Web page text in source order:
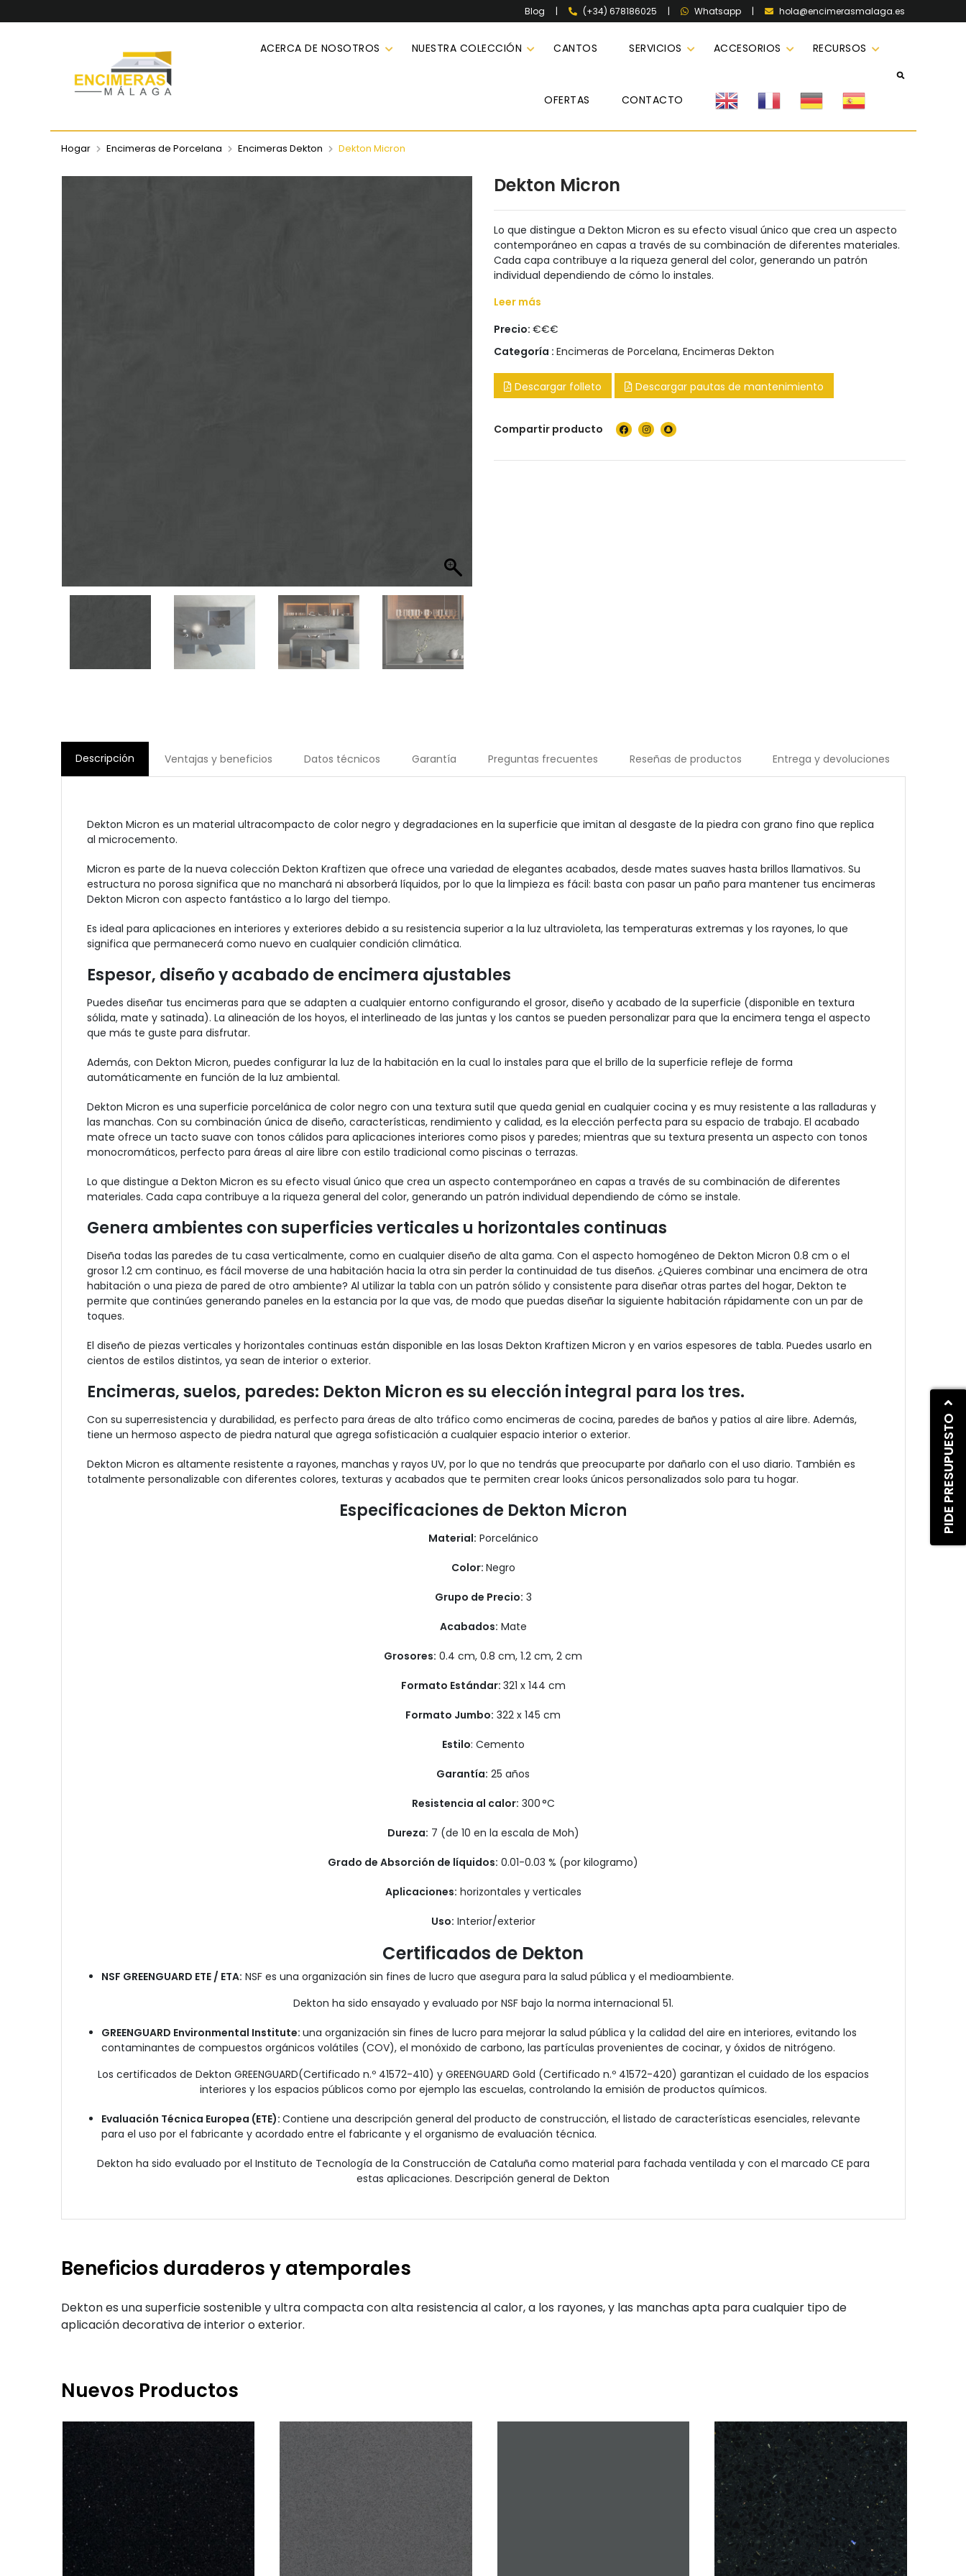
Blog | (+34) 678186025 | Whatsapp | hola@encimerasmalaga.es
ACERCA DE NOSOTROS NUESTRA COLECCIÓN CANTOS SERVICIOS ACCESORIOS RECURSOS
OFERTAS CONTACTO
Hogar Encimeras de Porcelana Encimeras Dekton Dekton Micron
Dekton Micron
Lo que distingue a Dekton Micron es su efecto visual único que crea un aspecto
contemporáneo en capas a través de su combinación de diferentes materiales.
Cada capa contribuye a la riqueza general del color, generando un patrón
individual dependiendo de cómo lo instales.
Leer más
Precio: €€€
Categoría : Encimeras de Porcelana, Encimeras Dekton
Descargar folleto Descargar pautas de mantenimiento
PIDE PRESUPUESTO
Compartir producto
Descripción Ventajas y beneficios Datos técnicos Garantía Preguntas frecuentes Reseñas de productos Entrega y devoluciones
Dekton Micron es un material ultracompacto de color negro y degradaciones en la superficie que imitan al desgaste de la piedra con grano fino que replica
al microcemento.
Micron es parte de la nueva colección Dekton Kraftizen que ofrece una variedad de elegantes acabados, desde mates suaves hasta brillos llamativos. Su
estructura no porosa significa que no manchará ni absorberá líquidos, por lo que la limpieza es fácil: basta con pasar un paño para mantener tus encimeras
Dekton Micron con aspecto fantástico a lo largo del tiempo.
Es ideal para aplicaciones en interiores y exteriores debido a su resistencia superior a la luz ultravioleta, las temperaturas extremas y los rayones, lo que
significa que permanecerá como nuevo en cualquier condición climática.
Espesor, diseño y acabado de encimera ajustables
Puedes diseñar tus encimeras para que se adapten a cualquier entorno configurando el grosor, diseño y acabado de la superficie (disponible en textura
sólida, mate y satinada). La alineación de los hoyos, el interlineado de las juntas y los cantos se pueden personalizar para que la encimera tenga el aspecto
que más te guste para disfrutar.
Además, con Dekton Micron, puedes configurar la luz de la habitación en la cual lo instales para que el brillo de la superficie refleje de forma
automáticamente en función de la luz ambiental.
Dekton Micron es una superficie porcelánica de color negro con una textura sutil que queda genial en cualquier cocina y es muy resistente a las ralladuras y
las manchas. Con su combinación única de diseño, características, rendimiento y calidad, es la elección perfecta para su espacio de trabajo. El acabado
mate ofrece un tacto suave con tonos cálidos para aplicaciones interiores como pisos y paredes; mientras que su textura presenta un aspecto con tonos
monocromáticos, perfecto para áreas al aire libre con estilo tradicional como piscinas o terrazas.
Lo que distingue a Dekton Micron es su efecto visual único que crea un aspecto contemporáneo en capas a través de su combinación de diferentes
materiales. Cada capa contribuye a la riqueza general del color, generando un patrón individual dependiendo de cómo se instale.
Genera ambientes con superficies verticales u horizontales continuas
Diseña todas las paredes de tu casa verticalmente, como en cualquier diseño de alta gama. Con el aspecto homogéneo de Dekton Micron 0.8 cm o el
grosor 1.2 cm continuo, es fácil moverse de una habitación hacia la otra sin perder la continuidad de tus diseños. ¿Quieres combinar una encimera de otra
habitación o una pieza de pared de otro ambiente? Al utilizar la tabla con un patrón sólido y consistente para diseñar otras partes del hogar, Dekton te
permite que continúes generando paneles en la estancia por la que vas, de modo que puedas diseñar la siguiente habitación rápidamente con un par de
toques.
El diseño de piezas verticales y horizontales continuas están disponible en las losas Dekton Kraftizen Micron y en varios espesores de tabla. Puedes usarlo en
cientos de estilos distintos, ya sean de interior o exterior.
Encimeras, suelos, paredes: Dekton Micron es su elección integral para los tres.
Con su superresistencia y durabilidad, es perfecto para áreas de alto tráfico como encimeras de cocina, paredes de baños y patios al aire libre. Además,
tiene un hermoso aspecto de piedra natural que agrega sofisticación a cualquier espacio interior o exterior.
Dekton Micron es altamente resistente a rayones, manchas y rayos UV, por lo que no tendrás que preocuparte por dañarlo con el uso diario. También es
totalmente personalizable con diferentes colores, texturas y acabados que te permiten crear looks únicos personalizados solo para tu hogar.
Especificaciones de Dekton Micron
Material: Porcelánico
Color: Negro
Grupo de Precio: 3
Acabados: Mate
Grosores: 0.4 cm, 0.8 cm, 1.2 cm, 2 cm
Formato Estándar: 321 x 144 cm
Formato Jumbo: 322 x 145 cm
Estilo: Cemento
Garantía: 25 años
Resistencia al calor: 300 °C
Dureza: 7 (de 10 en la escala de Moh)
Grado de Absorción de líquidos: 0.01-0.03 % (por kilogramo)
Aplicaciones: horizontales y verticales
Uso: Interior/exterior
Certificados de Dekton
NSF GREENGUARD ETE / ETA: NSF es una organización sin fines de lucro que asegura para la salud pública y el medioambiente.
Dekton ha sido ensayado y evaluado por NSF bajo la norma internacional 51.
GREENGUARD Environmental Institute: una organización sin fines de lucro para mejorar la salud pública y la calidad del aire en interiores, evitando los
contaminantes de compuestos orgánicos volátiles (COV), el monóxido de carbono, las partículas provenientes de cocinar, y óxidos de nitrógeno.
Los certificados de Dekton GREENGUARD(Certificado n.º 41572-410) y GREENGUARD Gold (Certificado n.º 41572-420) garantizan el cuidado de los espacios
interiores y los espacios públicos como por ejemplo las escuelas, controlando la emisión de productos químicos.
Evaluación Técnica Europea (ETE): Contiene una descripción general del producto de construcción, el listado de características esenciales, relevante
para el uso por el fabricante y acordado entre el fabricante y el organismo de evaluación técnica.
Dekton ha sido evaluado por el Instituto de Tecnología de la Construcción de Cataluña como material para fachada ventilada y con el marcado CE para
estas aplicaciones. Descripción general de Dekton
Beneficios duraderos y atemporales
Dekton es una superficie sostenible y ultra compacta con alta resistencia al calor, a los rayones, y las manchas apta para cualquier tipo de
aplicación decorativa de interior o exterior.
Nuevos Productos